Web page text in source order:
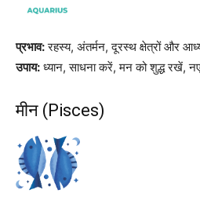
प्रभाव:रहस्य, अंतर्मन, दूरस्थ क्षेत्रों और
उपाय: ध्यान, साधना करें, मन को शुद्ध रखें,
मीन (Pisces)